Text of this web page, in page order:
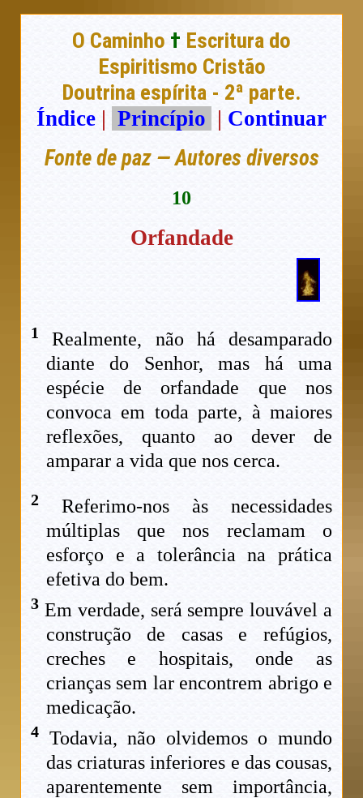
O Caminho † Escritura do
Espiritismo Cristão
Doutrina espírita - 2ª parte.
Índice | Princípio | Continuar
Fonte de paz — Autores diversos
10
Orfandade
1
Realmente, não há desamparado
diante do Senhor, mas há uma
espécie de orfandade que nos
convoca em toda parte, à maiores
reflexões, quanto ao dever de
amparar a vida que nos cerca.
2 Referimo-nos às necessidades
múltiplas que nos reclamam o
esforço e a tolerância na prática
efetiva do bem.
3 Em verdade, será sempre louvável a
construção de casas e refúgios,
creches e hospitais, onde as
crianças sem lar encontrem abrigo e
medicação.
4 Todavia, não olvidemos o mundo
das criaturas inferiores e das cousas,
aparentemente sem importância,